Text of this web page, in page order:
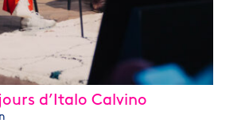
d’Italo Calvino